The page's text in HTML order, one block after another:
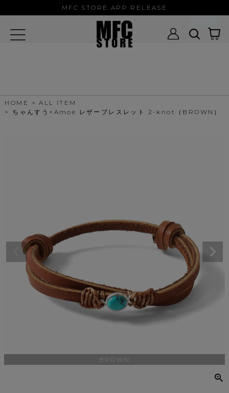
MFC STORE APP RELEASE
HOME
ALL ITEM
ちゃんすう×Amoe レザーブレスレット 2-knot（BROWN）
BROWN
MFC STORE
MFC STORE/EXAMPLE 公式アプリ -
Google Play